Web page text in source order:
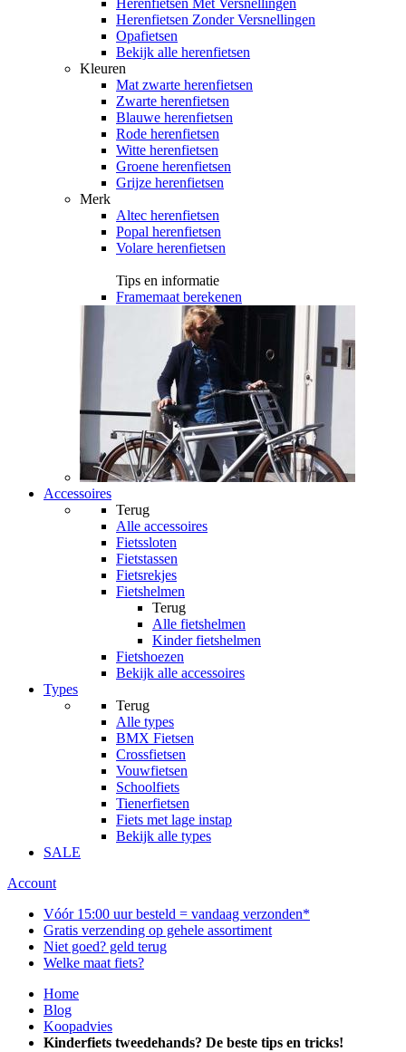
Herenfietsen Met Versnellingen
Herenfietsen Zonder Versnellingen
Opafietsen
Bekijk alle herenfietsen
Kleuren
Mat zwarte herenfietsen
Zwarte herenfietsen
Blauwe herenfietsen
Rode herenfietsen
Witte herenfietsen
Groene herenfietsen
Grijze herenfietsen
Merk
Altec herenfietsen
Popal herenfietsen
Volare herenfietsen
Tips en informatie
Framemaat berekenen
Accessoires
Terug
Alle accessoires
Fietssloten
Fietstassen
Fietsrekjes
Fietshelmen
Terug
Alle fietshelmen
Kinder fietshelmen
Fietshoezen
Bekijk alle accessoires
Types
Terug
Alle types
BMX Fietsen
Crossfietsen
Vouwfietsen
Schoolfiets
Tienerfietsen
Fiets met lage instap
Bekijk alle types
SALE
Account
Vóór 15:00 uur besteld = vandaag verzonden*
Gratis verzending op gehele assortiment
Niet goed? geld terug
Welke maat fiets?
Home
Blog
Koopadvies
Kinderfiets tweedehands? De beste tips en tricks!